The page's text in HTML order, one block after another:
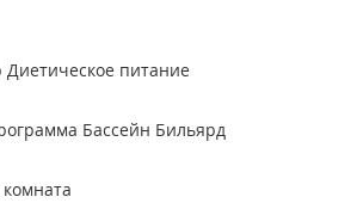
Диетическое питание
Бассейн Бильярд